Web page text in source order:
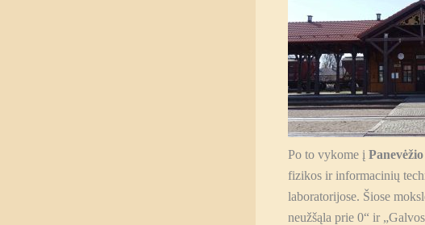
Po to vykome į
fizikos ir informacinių
laboratorijose. Šiose
neužšąla prie 0“ ir